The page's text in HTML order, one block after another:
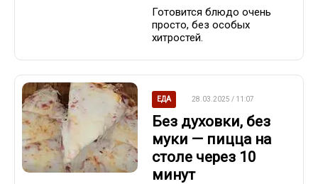
Готовится блюдо очень
просто, без особых
хитростей.
ЕДА 28.03.2025 / 11:07
Без духовки, без
муки — пицца на
столе через 10
минут